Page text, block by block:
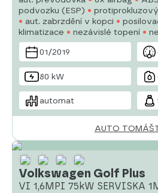
podvozku (ESP)
aut. zabrzdění v kopci
klimatizace
nezávislé topení
předehřívačem
tempomat
svícení
alu kola palubní počítač
01/2019
80 kW
automat
AUTO
Volkswagen Golf Plus
VI 1,6MPI 75kW SERVISKA